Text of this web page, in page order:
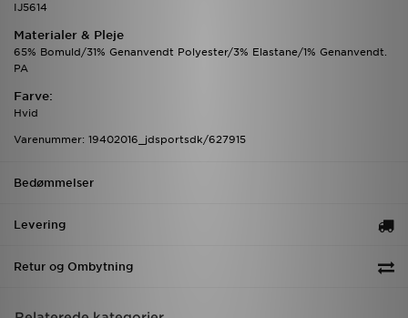
IJ5614
Materialer & Pleje
65% Bomuld/31% Genanvendt Polyester/3% Elastane/1% Genanvendt.
PA
Farve:
Hvid
Varenummer: 19402016_jdsportsdk/627915
Bedømmelser
Levering
Retur og Ombytning